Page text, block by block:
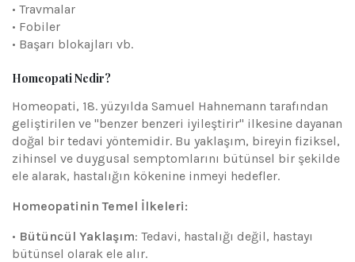
• Travmalar
• Fobiler
• Başarı blokajları vb.
Homeopati Nedir?
Homeopati, 18. yüzyılda Samuel Hahnemann tarafından
geliştirilen ve "benzer benzeri iyileştirir" ilkesine dayanan
doğal bir tedavi yöntemidir. Bu yaklaşım, bireyin fiziksel,
zihinsel ve duygusal semptomlarını bütünsel bir şekilde
ele alarak, hastalığın kökenine inmeyi hedefler.
Homeopatinin Temel İlkeleri:
• Bütüncül Yaklaşım: Tedavi, hastalığı değil, hastayı
bütünsel olarak ele alır.